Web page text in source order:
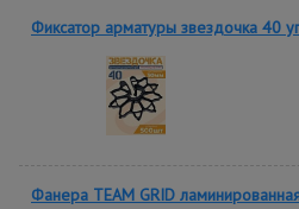
Фиксатор арматуры звездочка 40
Фанера TEAM GRID